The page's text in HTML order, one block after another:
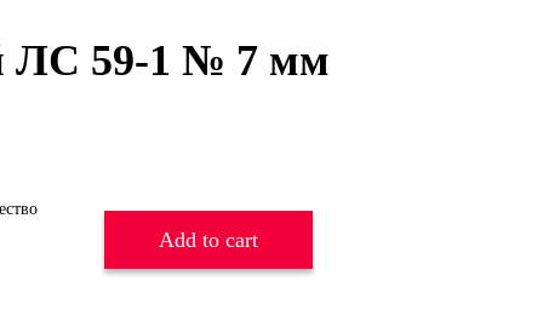
ЛС 59-1 № 7 мм
Add to cart